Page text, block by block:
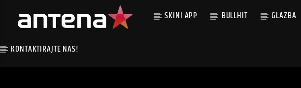
SKINI APP BULLHIT GLAZBA
KONTAKTIRAJTE NAS!